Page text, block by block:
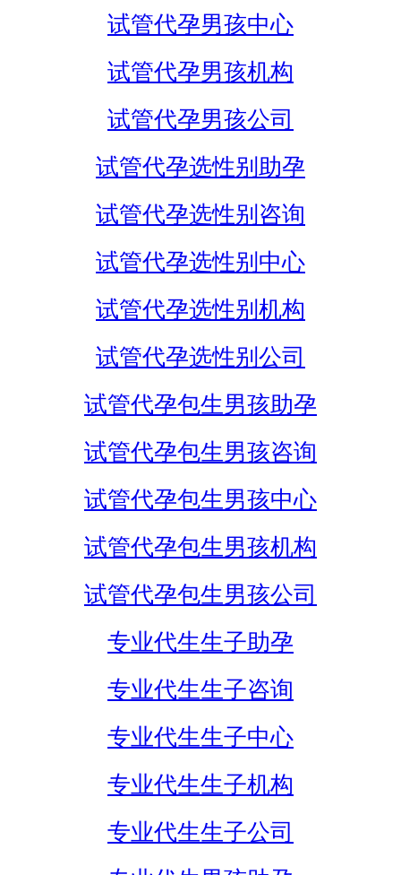
试管代孕男孩中心
试管代孕男孩机构
试管代孕男孩公司
试管代孕选性别助孕
试管代孕选性别咨询
试管代孕选性别中心
试管代孕选性别机构
试管代孕选性别公司
试管代孕包生男孩助孕
试管代孕包生男孩咨询
试管代孕包生男孩中心
试管代孕包生男孩机构
试管代孕包生男孩公司
专业代生生子助孕
专业代生生子咨询
专业代生生子中心
专业代生生子机构
专业代生生子公司